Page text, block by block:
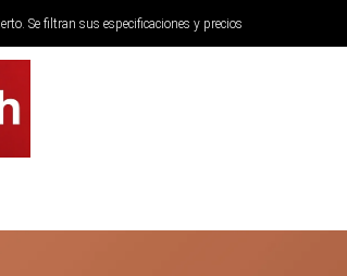
Se filtran sus especificaciones y precios